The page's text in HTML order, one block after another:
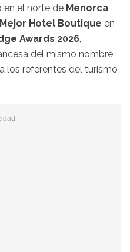
en el norte de Menorca,
Mejor Hotel Boutique en
Awards 2026,
del mismo nombre
los referentes del turismo